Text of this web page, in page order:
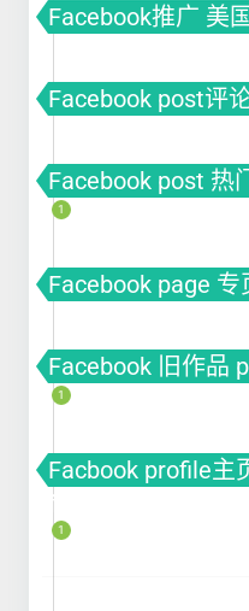
Facebook推广 美
Facebook post评
Facebook post 热
1
Facebook page
Facebook 旧作品
1
Facbook profile主
fb粉丝 fb涨粉
1